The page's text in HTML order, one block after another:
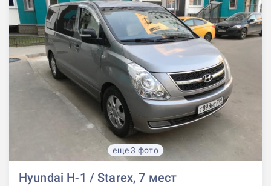
еще 3 фото
Hyundai H-1 / Starex, 7 мест